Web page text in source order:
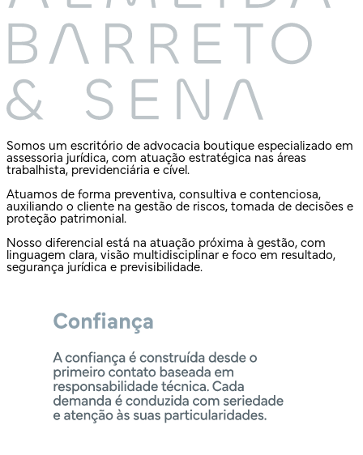
Somos um escritório de advocacia boutique especializado em
assessoria jurídica, com atuação estratégica nas áreas
trabalhista, previdenciária e cível.
Atuamos de forma preventiva, consultiva e contenciosa,
auxiliando o cliente na gestão de riscos, tomada de decisões e
proteção patrimonial.
Nosso diferencial está na atuação próxima à gestão, com
linguagem clara, visão multidisciplinar e foco em resultado,
segurança jurídica e previsibilidade.